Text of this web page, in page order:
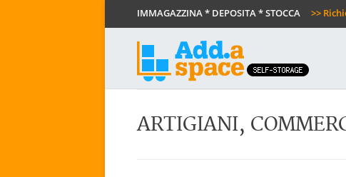
IMMAGAZZINA * DEPOSITA * STOCCA >>
ARTIGIANI,